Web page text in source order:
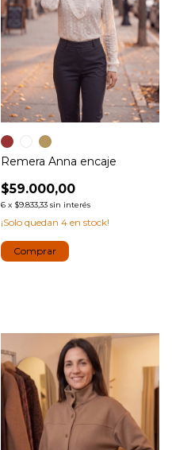
Remera Anna encaje
$59.000,00
6 x $9.833,33 sin interés
¡Solo quedan 4 en stock!
Comprar